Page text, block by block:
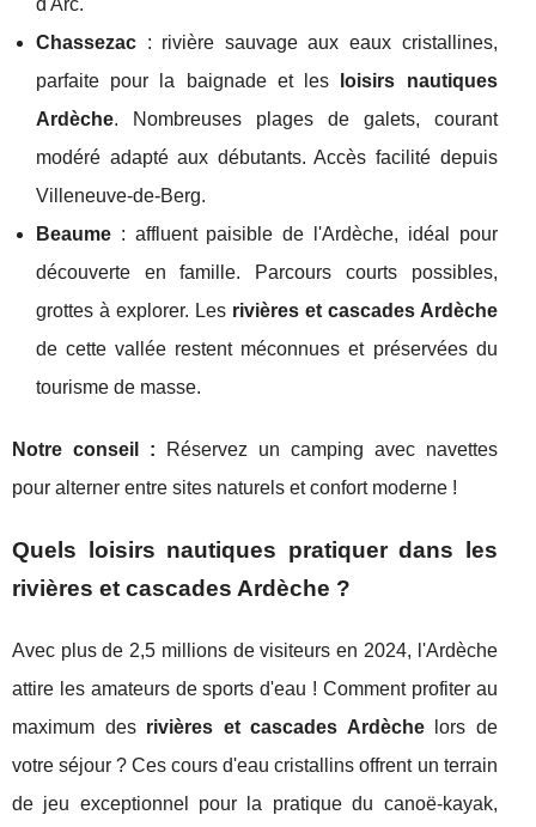
d'Arc.
Chassezac : rivière sauvage aux eaux cristallines,
parfaite pour la baignade et les
loisirs nautiques
Ardèche. Nombreuses plages de galets, courant
modéré adapté aux débutants. Accès facilité depuis
Villeneuve-de-Berg.
Beaume : affluent paisible de l'Ardèche, idéal pour
découverte en famille. Parcours courts possibles,
grottes à explorer. Les rivières et cascades Ardèche
de cette vallée restent méconnues et préservées du
tourisme de masse.
Notre conseil : Réservez un camping avec navettes
pour alterner entre sites naturels et confort moderne !
Quels loisirs nautiques pratiquer dans les
rivières et cascades Ardèche ?
Avec plus de 2,5 millions de visiteurs en 2024, l'Ardèche
attire les amateurs de sports d'eau ! Comment profiter au
maximum des rivières et cascades Ardèchelors de
votre séjour ? Ces cours d'eau cristallins offrent un terrain
de jeu exceptionnel pour la pratique du canoë-kayak,